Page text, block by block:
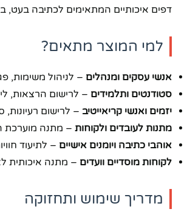
דפים איכותיים המתאימים לכתיבה בעט,
למי המוצר מתאים?
אנשי עסקים ומנהלים – לניהול משימות,
סטודנטים ותלמידים – לרישום הרצאות,
יזמים ואנשי קריאייטיב – לרישום רעיונות,
מתנות לעובדים ולקוחות – מתנה מוערכת
אוהבי כתיבה ויומנים אישיים – לתיעוד
לקוחות מוסדיים וועדים – מתנה איכותית
מדריך שימוש ותחזוקה